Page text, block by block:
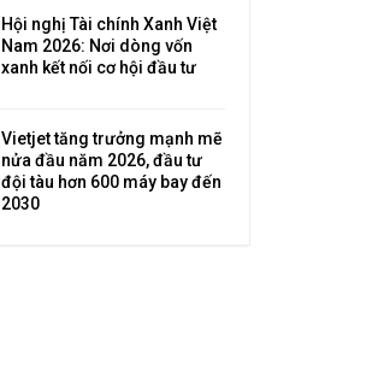
Hội nghị Tài chính Xanh Việt
Nam 2026: Nơi dòng vốn
xanh kết nối cơ hội đầu tư
Vietjet tăng trưởng mạnh mẽ
nửa đầu năm 2026, đầu tư
đội tàu hơn 600 máy bay đến
2030